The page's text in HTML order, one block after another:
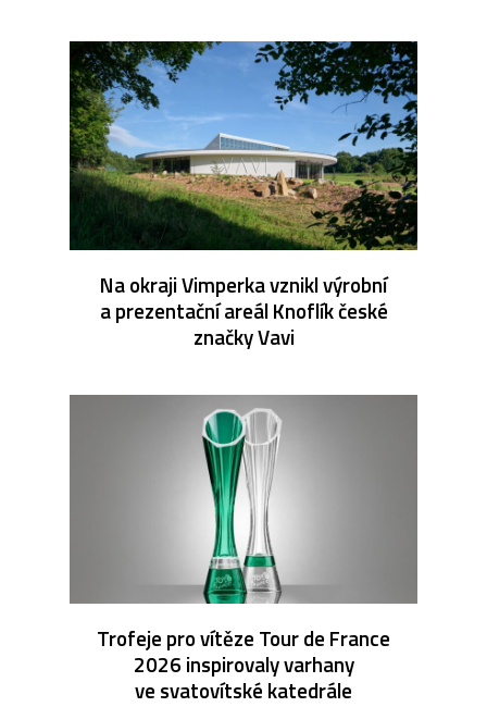
Na okraji Vimperka vznikl výrobní
a prezentační areál Knoflík české
značky Vavi
Trofeje pro vítěze Tour de France
2026 inspirovaly varhany
ve svatovítské katedrále